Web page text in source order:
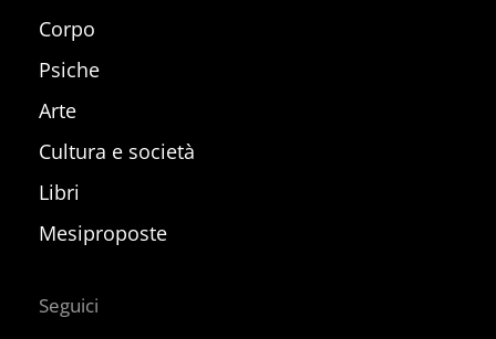
Corpo
Psiche
Arte
Cultura e società
Libri
Mesiproposte
Seguici